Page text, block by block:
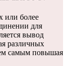
или более
для
вывод
различных
самым повышая